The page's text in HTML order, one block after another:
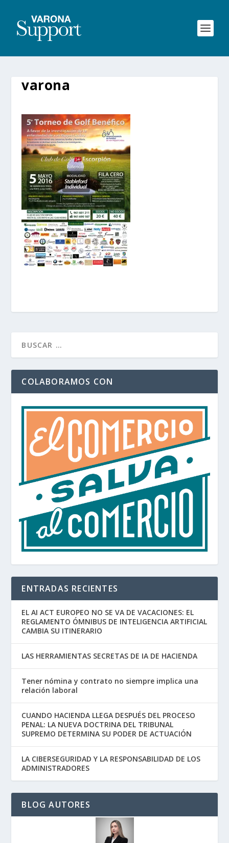
varona
COLABORAMOS CON
ENTRADAS RECIENTES
EL AI ACT EUROPEO NO SE VA DE VACACIONES: EL
REGLAMENTO ÓMNIBUS DE INTELIGENCIA ARTIFICIAL
CAMBIA SU ITINERARIO
LAS HERRAMIENTAS SECRETAS DE IA DE HACIENDA
Tener nómina y contrato no siempre implica una
relación laboral
CUANDO HACIENDA LLEGA DESPUÉS DEL PROCESO
PENAL: LA NUEVA DOCTRINA DEL TRIBUNAL
SUPREMO DETERMINA SU PODER DE ACTUACIÓN
LA CIBERSEGURIDAD Y LA RESPONSABILIDAD DE LOS
ADMINISTRADORES
BLOG AUTORES